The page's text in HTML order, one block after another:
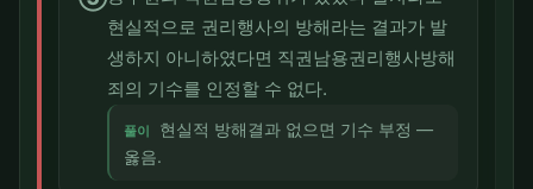
현실적으로 권리행사의 방해라는 결과가 발
생하지 아니하였다면 직권남용권리행사방해
죄의 기수를 인정할 수 없다.
풀이
현실적 방해결과 없으면 기수 부정 —
옳음.